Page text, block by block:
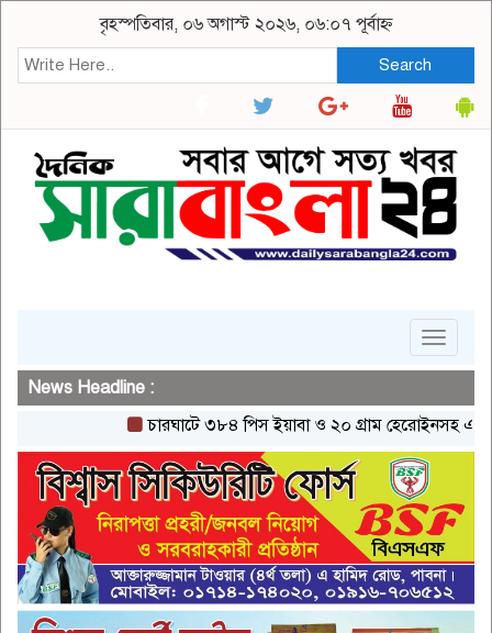
বৃহস্পতিবার, ০৬ অগাস্ট ২০২৬, ০৬:০৭ পূর্বাহ্ন
Search
Toggle
News Headline :
চারঘাটে ৩৮৪ পিস ইয়াবা ও ২০ গ্রাম হেরোইনসহ একজন